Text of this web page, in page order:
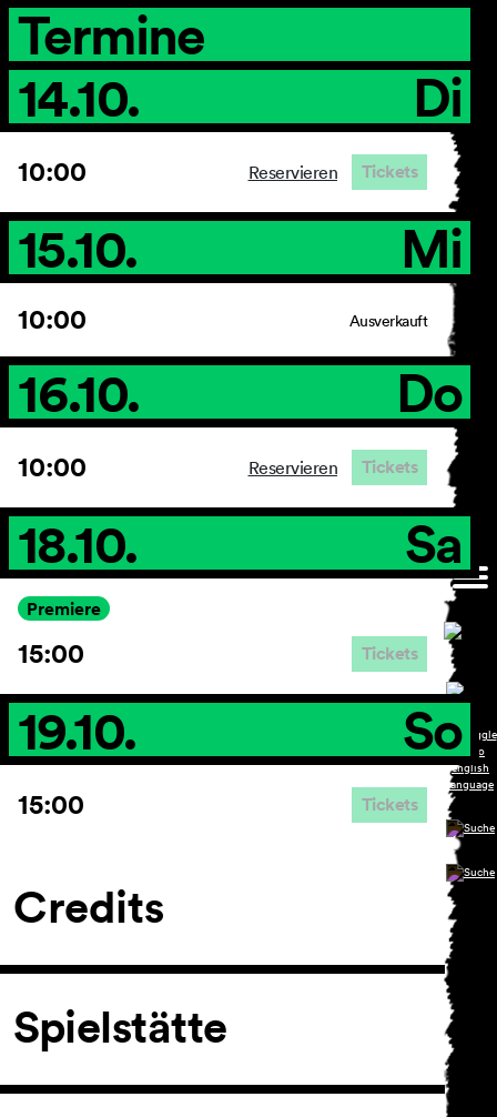
Termine
14.10.
Di
10:00 Reservieren Tickets
15.10. Mi
10:00 Ausverkauft
16.10. Do
10:00 Reservieren Tickets
18.10. Sa
Premiere
15:00 Tickets
19.10. So
15:00 Tickets
Credits
Spielstätte